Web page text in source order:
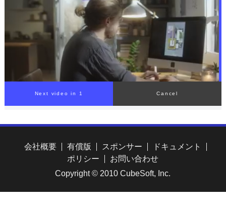
会社概要 有償版 スポンサー
ドキュメント
ポリシー
お問い合わせ
Copyright © 2010 CubeSoft, Inc.